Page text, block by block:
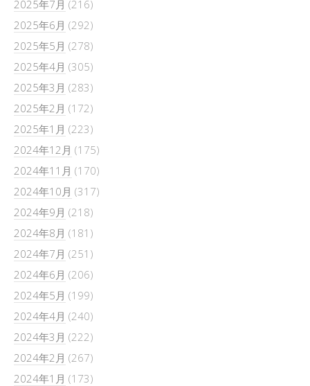
2025年7月 (216)
2025年6月 (292)
2025年5月 (278)
2025年4月 (305)
2025年3月 (283)
2025年2月 (172)
2025年1月 (223)
2024年12月 (175)
2024年11月 (170)
2024年10月 (317)
2024年9月 (218)
2024年8月 (181)
2024年7月 (251)
2024年6月 (206)
2024年5月 (199)
2024年4月 (240)
2024年3月 (222)
2024年2月 (267)
2024年1月 (173)